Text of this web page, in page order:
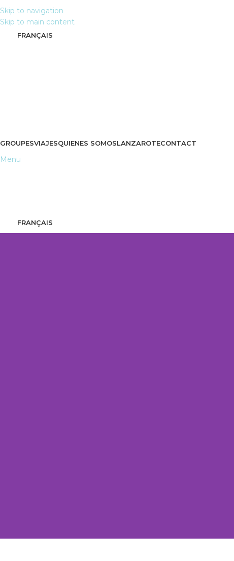
Skip to navigation
Skip to main content
FRANÇAIS
GROUPESVIAJESQUIENES SOMOSLANZAROTECONTACT
Menu
FRANÇAIS